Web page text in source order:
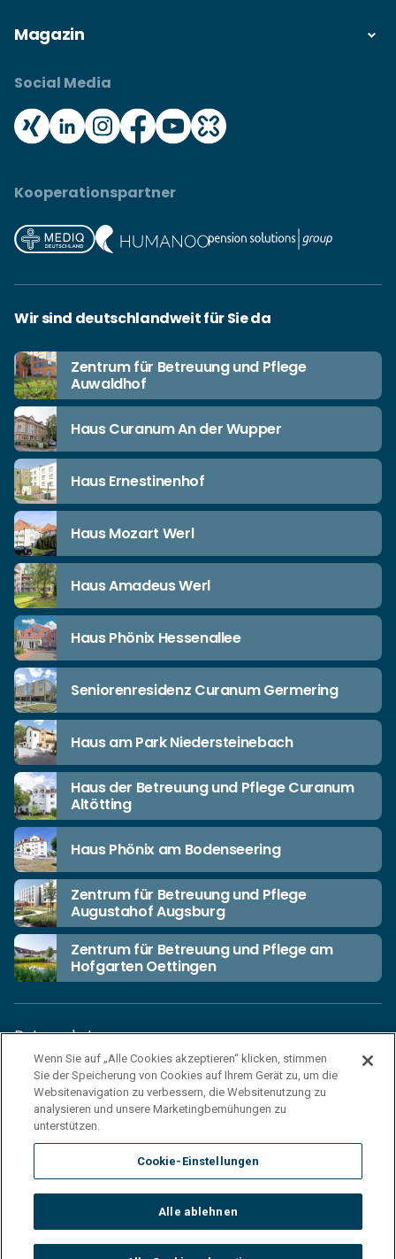
Magazin
Social Media
Kooperationspartner
Wir sind deutschlandweit für Sie da
Zentrum für Betreuung und Pflege
Auwaldhof
Haus Curanum An der Wupper
Haus Ernestinenhof
Haus Mozart Werl
Haus Amadeus Werl
Haus Phönix Hessenallee
Seniorenresidenz Curanum Germering
Haus am Park Niedersteinebach
Haus der Betreuung und Pflege Curanum
Altötting
Haus Phönix am Bodenseering
Zentrum für Betreuung und Pflege
Augustahof Augsburg
Zentrum für Betreuung und Pflege am
Hofgarten Oettingen
© 2026 Korian Deutschland GmbH
Datenschutz
Unsere Netiquette
Einkaufsbedingungen
Haftungsausschluss
Impressum
Cookies
Wenn Sie auf „Alle Cookies akzeptieren“ klicken, stimmen
Sie der Speicherung von Cookies auf Ihrem Gerät zu, um die
Websitenavigation zu verbessern, die Websitenutzung zu
analysieren und unsere Marketingbemühungen zu
unterstützen.
Cookie-Einstellungen
Alle ablehnen